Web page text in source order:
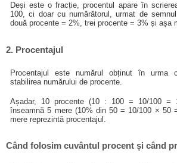
Deși este o fracție, procentul apare în
100, ci doar cu numărătorul, urmat de
două procente = 2%, trei procente = 3% și așa
2. Procentajul
Procentajul este numărul obținut în urma
stabilirea numărului de procente.
Așadar, 10 procente (10 : 100 = 10/100 =
înseamnă 5 mere (10% din 50 = 10/100 × 50
mere reprezintă procentajul.
Când folosim cuvântul procent și când